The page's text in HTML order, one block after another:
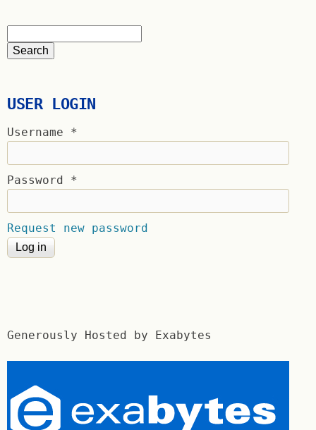
USER LOGIN
Username *
Password *
Request new password
Generously Hosted by Exabytes